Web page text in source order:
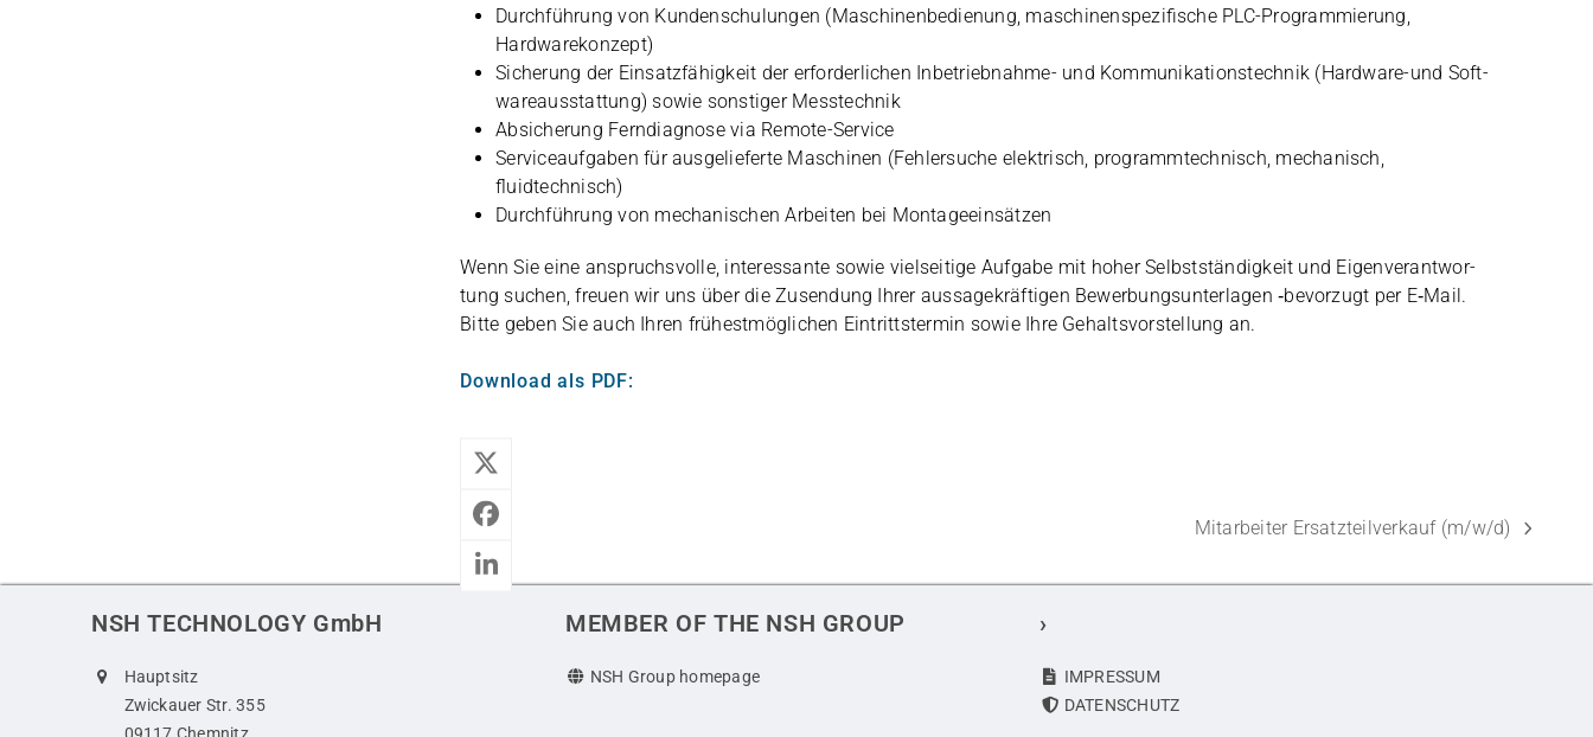
Durch­füh­rung von Kun­den­schu­lun­gen (Maschi­nen­be­die­nung, maschi­nen­spe­zi­fi­sche PLC-Pro­gram­mie­rung,
Hardwarekonzept)
Siche­rung der Ein­satz­fä­hig­keit der erfor­der­li­chen Inbe­trieb­nahme- und Kom­mu­ni­ka­ti­ons­tech­nik (Hard­ware-und Soft­
ware­aus­stat­tung) sowie sons­ti­ger Messtechnik
Absi­che­rung Fern­dia­gnose via Remote-Service
Ser­vice­auf­ga­ben für aus­ge­lie­ferte Maschi­nen (Feh­ler­su­che elek­trisch, pro­gramm­tech­nisch, mecha­nisch,
fluidtechnisch)
Durch­füh­rung von mecha­ni­schen Arbei­ten bei Montageeinsätzen
Wenn Sie eine anspruchs­volle, inter­es­sante sowie viel­sei­tige Auf­gabe mit hoher Selbst­stän­dig­keit und Eigen­ver­ant­wor­
tung suchen, freuen wir uns über die Zusen­dung Ihrer aus­sa­ge­kräf­ti­gen Bewer­bungs­un­ter­la­gen ‑bevor­zugt per E‑Mail.
Bitte geben Sie auch Ihren frü­hest­mög­li­chen Ein­tritts­ter­min sowie Ihre Gehalts­vor­stel­lung an.
Download als PDF:
Nächster
Mitarbeiter Ersatzteilverkauf (m/w/d)
NSH TECHNOLOGY GmbH
Hauptsitz
Zwickauer Str. 355
09117 Chemnitz
MEMBER OF THE NSH GROUP
NSH Group homepage
›
IMPRESSUM
DATENSCHUTZ